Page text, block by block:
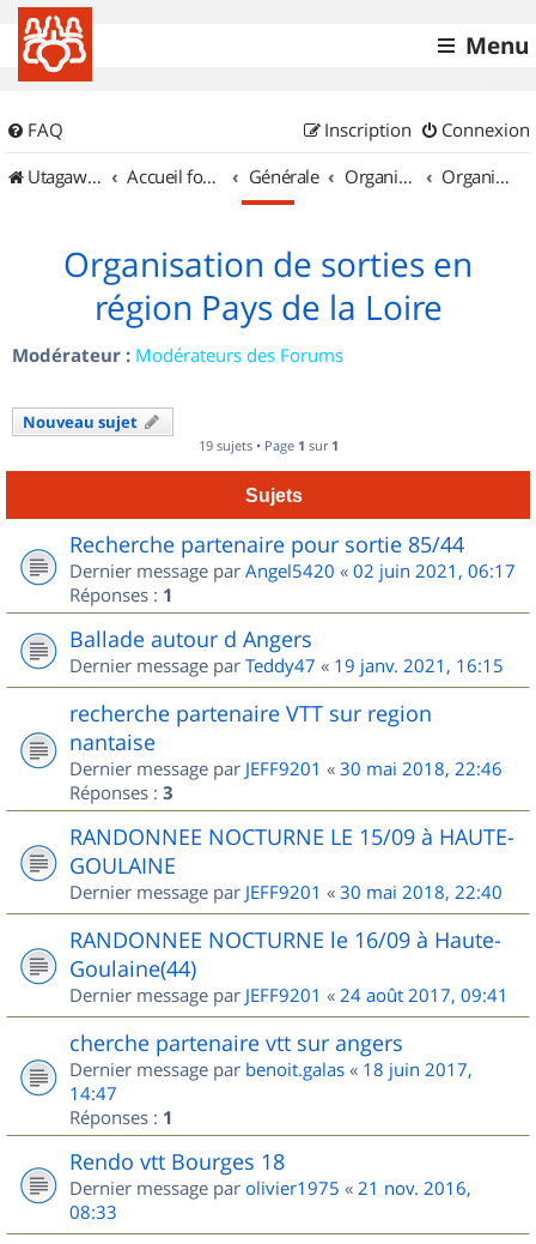
Menu
FAQ Connexion
Inscription
UtagawaVTT (Randos VTT et VTTAE avec traces GPS)
Accueil forum Générale Organisation de sorties & Recherche de partenaires Organisation de sorties en région Pays de la Loire
Organisation de sorties en
région Pays de la Loire
Modérateur : Modérateurs des Forums
Nouveau sujet
19 sujets • Page 1 sur 1
Sujets
Recherche partenaire pour sortie 85/44
Dernier message par Angel5420 « 02 juin 2021, 06:17
Réponses : 1
Ballade autour d Angers
Dernier message par Teddy47 « 19 janv. 2021, 16:15
recherche partenaire VTT sur region
nantaise
Dernier message par JEFF9201 « 30 mai 2018, 22:46
Réponses : 3
RANDONNEE NOCTURNE LE 15/09 à HAUTE-
GOULAINE
Dernier message par JEFF9201 « 30 mai 2018, 22:40
RANDONNEE NOCTURNE le 16/09 à Haute-
Goulaine(44)
Dernier message par JEFF9201 « 24 août 2017, 09:41
cherche partenaire vtt sur angers
Dernier message par benoit.galas « 18 juin 2017,
14:47
Réponses : 1
Rendo vtt Bourges 18
Dernier message par olivier1975 « 21 nov. 2016,
08:33